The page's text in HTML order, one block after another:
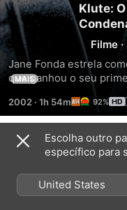
Klute:
Filme ·
Jane Fonda estrela
que ganhou o seu
suspense e coragem.
cidadezinha John Klute
investigar o
única pista é uma
(Fonda). Quando
descobrem uma
que Daniel é o
MAIS
2002 · 1h 54m 92%
Trailers
Escolha outro
específico para
United States